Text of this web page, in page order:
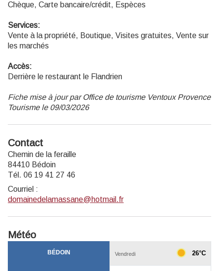
Chèque, Carte bancaire/crédit, Espèces
Services:
Vente à la propriété, Boutique, Visites gratuites, Vente sur
les marchés
Accès:
Derrière le restaurant le Flandrien
Fiche mise à jour par Office de tourisme Ventoux Provence
Tourisme le 09/03/2026
Contact
Chemin de la feraille
84410 Bédoin
Tél. 06 19 41 27 46
Courriel :
domainedelamassane@hotmail.fr
Météo